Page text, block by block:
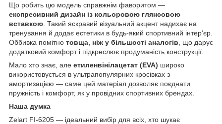
Що робить цю модель справжнім фаворитом —
експресивний дизайн із кольоровою глянсовою
вставкою . Такий яскравий візуальний акцент надихає на
тренування й додає естетики в будь-який спортивний інтер’єр.
Оббивка помітно товща, ніж у більшості аналогів , що дарує
додатковий комфорт і підкреслює продуманість конструкції.
Мало хто знає, але етиленвінілацетат (EVA) широко
використовується в ультрапопулярних кросівках з
амортизацією — саме цей матеріал дозволяє поєднати
пружність і комфорт, як у провідних спортивних брендах.
Наша думка
Zelart FI-6205 — ідеальний вибір для всіх, хто шукає